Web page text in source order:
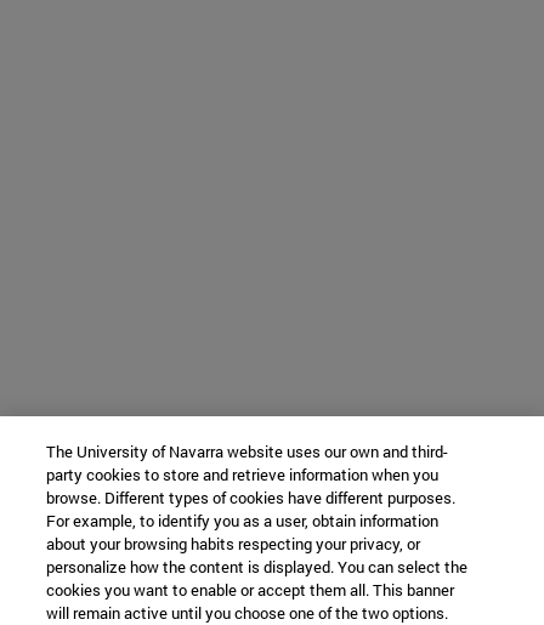
The University of Navarra website uses our own and third-
party cookies to store and retrieve information when you
browse. Different types of cookies have different purposes.
For example, to identify you as a user, obtain information
about your browsing habits respecting your privacy, or
personalize how the content is displayed. You can select the
cookies you want to enable or accept them all. This banner
will remain active until you choose one of the two options.